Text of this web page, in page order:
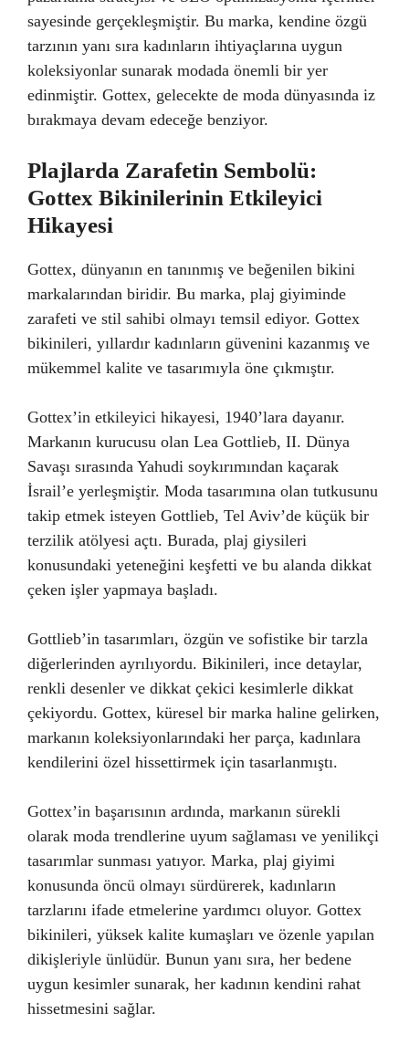
sayesinde gerçekleşmiştir. Bu marka, kendine özgü
tarzının yanı sıra kadınların ihtiyaçlarına uygun
koleksiyonlar sunarak modada önemli bir yer
edinmiştir. Gottex, gelecekte de moda dünyasında iz
bırakmaya devam edeceğe benziyor.
Plajlarda Zarafetin Sembolü:
Gottex Bikinilerinin Etkileyici
Hikayesi
Gottex, dünyanın en tanınmış ve beğenilen bikini
markalarından biridir. Bu marka, plaj giyiminde
zarafeti ve stil sahibi olmayı temsil ediyor. Gottex
bikinileri, yıllardır kadınların güvenini kazanmış ve
mükemmel kalite ve tasarımıyla öne çıkmıştır.
Gottex’in etkileyici hikayesi, 1940’lara dayanır.
Markanın kurucusu olan Lea Gottlieb, II. Dünya
Savaşı sırasında Yahudi soykırımından kaçarak
İsrail’e yerleşmiştir. Moda tasarımına olan tutkusunu
takip etmek isteyen Gottlieb, Tel Aviv’de küçük bir
terzilik atölyesi açtı. Burada, plaj giysileri
konusundaki yeteneğini keşfetti ve bu alanda dikkat
çeken işler yapmaya başladı.
Gottlieb’in tasarımları, özgün ve sofistike bir tarzla
diğerlerinden ayrılıyordu. Bikinileri, ince detaylar,
renkli desenler ve dikkat çekici kesimlerle dikkat
çekiyordu. Gottex, küresel bir marka haline gelirken,
markanın koleksiyonlarındaki her parça, kadınlara
kendilerini özel hissettirmek için tasarlanmıştı.
Gottex’in başarısının ardında, markanın sürekli
olarak moda trendlerine uyum sağlaması ve yenilikçi
tasarımlar sunması yatıyor. Marka, plaj giyimi
konusunda öncü olmayı sürdürerek, kadınların
tarzlarını ifade etmelerine yardımcı oluyor. Gottex
bikinileri, yüksek kalite kumaşları ve özenle yapılan
dikişleriyle ünlüdür. Bunun yanı sıra, her bedene
uygun kesimler sunarak, her kadının kendini rahat
hissetmesini sağlar.